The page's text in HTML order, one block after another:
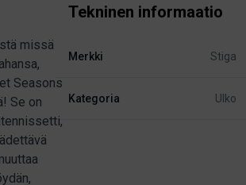
missä
Seasons
Se on
Tekninen informaatio
Merkki Stiga
Kategoria Ulko